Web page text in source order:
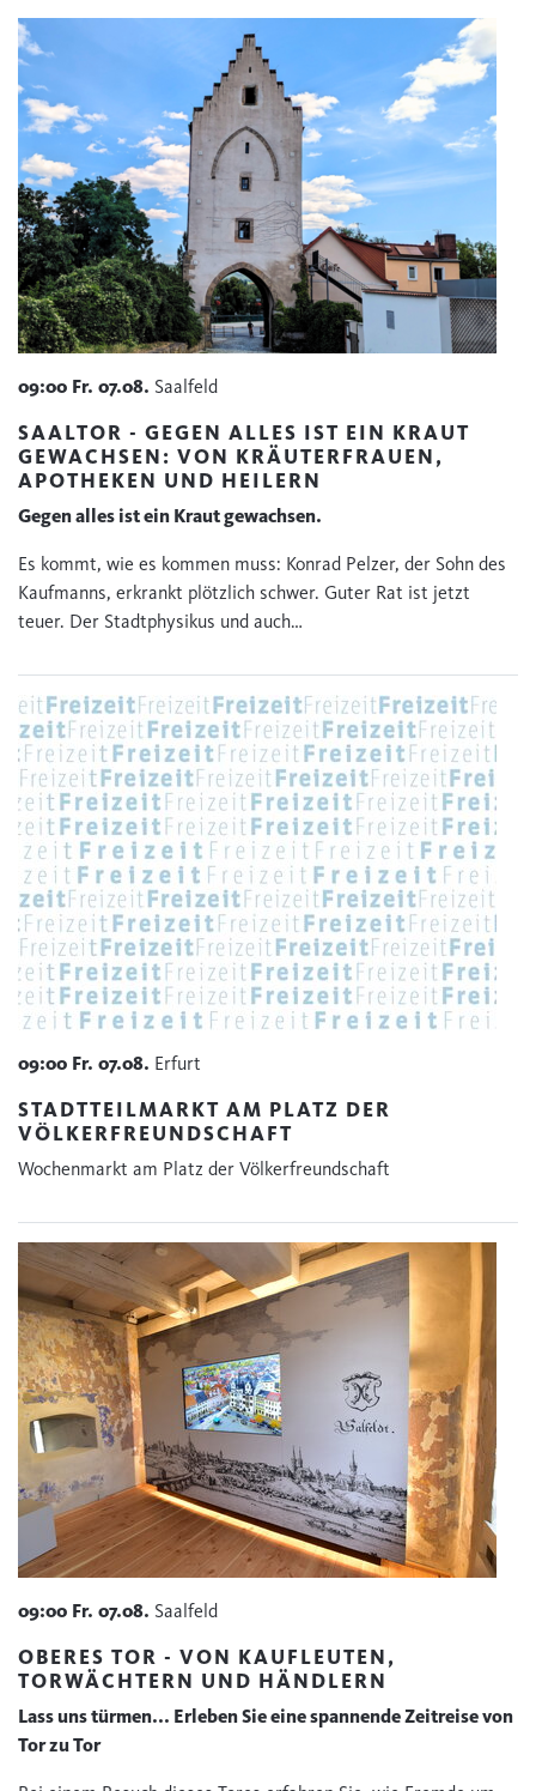
09:00 Fr. 07.08. Saalfeld
SAALTOR - GEGEN ALLES IST EIN KRAUT
GEWACHSEN: VON KRÄUTERFRAUEN,
APOTHEKEN UND HEILERN
Gegen alles ist ein Kraut gewachsen.
Es kommt, wie es kommen muss: Konrad Pelzer, der Sohn des
Kaufmanns, erkrankt plötzlich schwer. Guter Rat ist jetzt
teuer. Der Stadtphysikus und auch…
09:00 Fr. 07.08. Erfurt
STADTTEILMARKT AM PLATZ DER
VÖLKERFREUNDSCHAFT
Wochenmarkt am Platz der Völkerfreundschaft
09:00 Fr. 07.08. Saalfeld
OBERES TOR - VON KAUFLEUTEN,
TORWÄCHTERN UND HÄNDLERN
Lass uns türmen... Erleben Sie eine spannende Zeitreise von
Tor zu Tor